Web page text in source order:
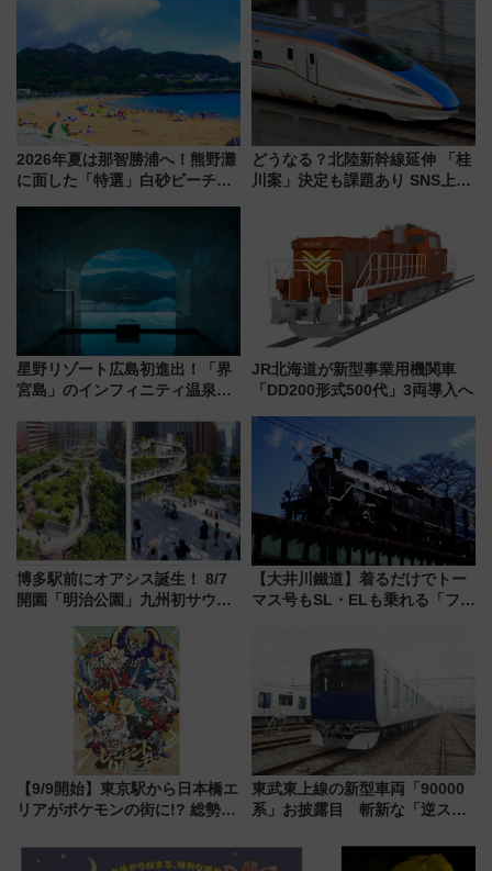
2026年夏は那智勝浦へ！熊野灘
に面した「特選」白砂ビーチは
どうなる？北陸新幹線延伸 「桂
川案」決定も課題あり SNS上の
星野リゾート広島初進出！「界
宮島」のインフィニティ温泉と
宿泊料金・アクセスは？（2026
年7月23日開業）
JR北海道が新型事業用機関車
「DD200形式500代」3両導入へ
博多駅前にオアシス誕生！ 8/7
開園「明治公園」九州初サウナ
品グルメ登場で駅前の過ごし方
はどう変わる？
【大井川鐵道】着るだけでトー
マス号もSL・ELも乗れる「フリ
【9/9開始】東京駅から日本橋エ
リアがポケモンの街に!? 総勢
リサーチ」本格謎解き・グッズ
東武東上線の新型車両「90000
系」お披露目 斬新な「逆スラ
放的な車内空間に注目、デビュ